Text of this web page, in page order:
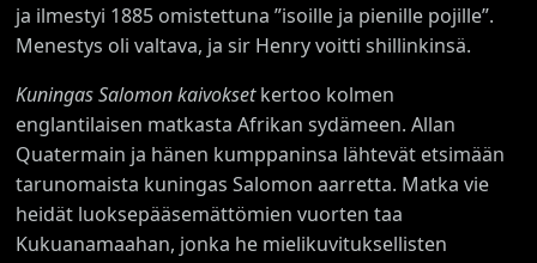
ja ilmestyi 1885 omistettuna ”isoille ja pienille pojille”.
Menestys oli valtava, ja sir Henry voitti shillinkinsä.
Kuningas Salomon kaivoksetkertoo kolmen
englantilaisen matkasta Afrikan sydämeen. Allan
Quatermain ja hänen kumppaninsa lähtevät etsimään
tarunomaista kuningas Salomon aarretta. Matka vie
heidät luoksepääsemättömien vuorten taa
Kukuanamaahan, jonka he mielikuvituksellisten